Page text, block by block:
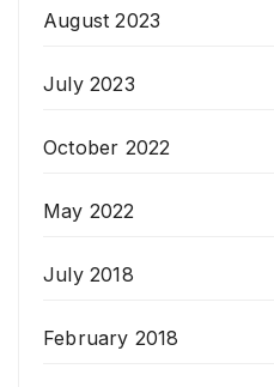
August 2023
July 2023
October 2022
May 2022
July 2018
February 2018